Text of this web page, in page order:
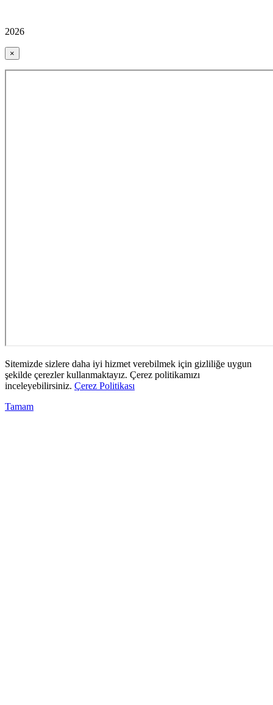
2026
×
Sitemizde sizlere daha iyi hizmet verebilmek için gizliliğe uygun
şekilde çerezler kullanmaktayız. Çerez politikamızı
inceleyebilirsiniz. Çerez Politikası
Tamam